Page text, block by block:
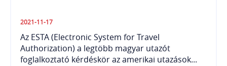
2021-11-17
Az ESTA (Electronic System for Travel
Authorization) a legtöbb magyar utazót
foglalkoztató kérdéskör az amerikai utazások...